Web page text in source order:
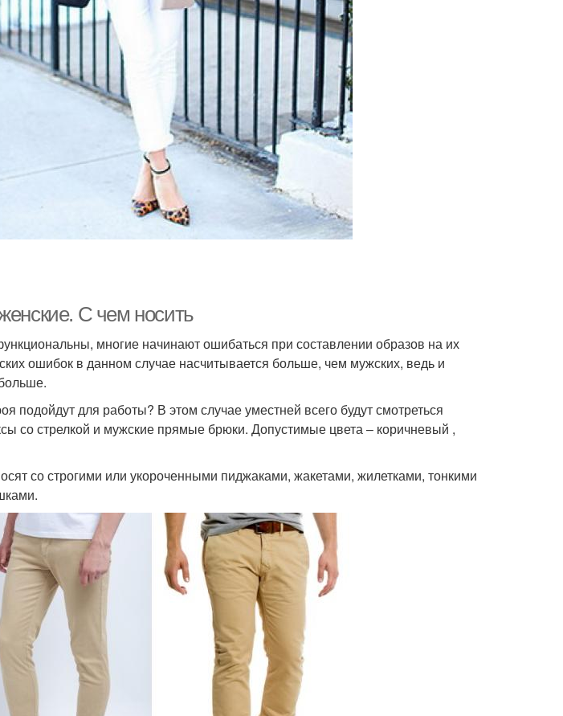
С чем носить
многие начинают ошибаться при составлении образов на их
ошибок в данном случае насчитывается больше, чем мужских, ведь и
подойдут для работы? В этом случае уместней всего будут смотреться
со стрелкой и мужские прямые брюки. Допустимые цвета – коричневый ,
со строгими или укороченными пиджаками, жакетами, жилетками, тонкими